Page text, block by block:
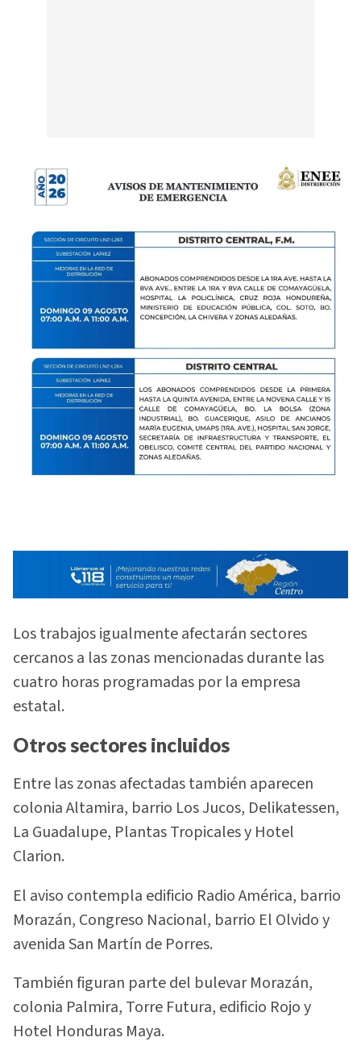
Los trabajos igualmente afectarán sectores
cercanos a las zonas mencionadas durante las
cuatro horas programadas por la empresa
estatal.
Otros sectores incluidos
Entre las zonas afectadas también aparecen
colonia Altamira, barrio Los Jucos, Delikatessen,
La Guadalupe, Plantas Tropicales y Hotel
Clarion.
El aviso contempla edificio Radio América, barrio
Morazán, Congreso Nacional, barrio El Olvido y
avenida San Martín de Porres.
También figuran parte del bulevar Morazán,
colonia Palmira, Torre Futura, edificio Rojo y
Hotel Honduras Maya.